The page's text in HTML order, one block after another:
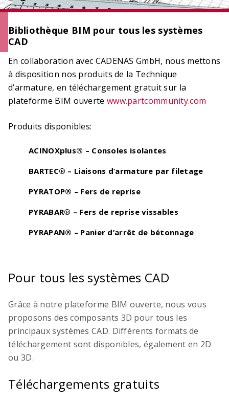
ACILIST
commande de Technique d’armature
Tabelle numérique de façonnage
Longueurs de recouvrement et d’ancrage, ainsi
que dimensions minimales des formes de pliage –
calculées numériquement selon la nouvelle norme
SIA 262 (2025)
Bibliothèque BIM pour tous les systèmes
CAD
En collaboration avec CADENAS GmbH, nous mettons
à disposition nos produits de la Technique
d’armature, en téléchargement gratuit sur la
plateforme BIM ouverte www.partcommunity.com
Produits disponibles:
ACINOXplus® – Consoles isolantes
BARTEC® – Liaisons d’armature par filetage
PYRATOP® – Fers de reprise
PYRABAR® – Fers de reprise vissables
PYRAPAN® – Panier d’arrêt de bétonnage
Pour tous les systèmes CAD
Grâce à notre plateforme BIM ouverte, nous vous
proposons des composants 3D pour tous les
principaux systèmes CAD. Différents formats de
téléchargement sont disponibles, également en 2D
ou 3D.
Téléchargements gratuits